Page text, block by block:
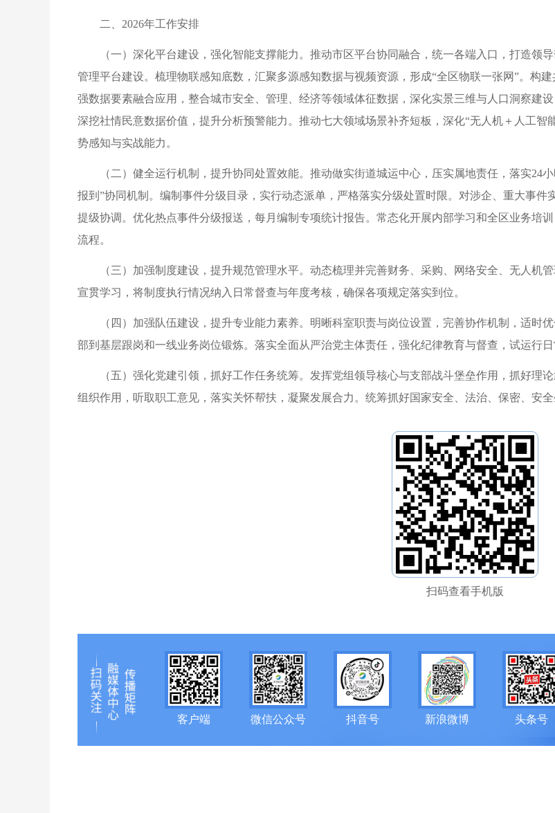
二、2026年工作安排
（一）深化平台建设，强化智能支撑能力。推动市区平台协同融合，统一各端入口，打造领
管理平台建设。梳理物联感知底数，汇聚多源感知数据与视频资源，形成“全区物联一张网”。构
强数据要素融合应用，整合城市安全、管理、经济等领域体征数据，深化实景三维与人口洞察建
深挖社情民意数据价值，提升分析预警能力。推动七大领域场景补齐短板，深化“无人机＋人工
势感知与实战能力。
（二）健全运行机制，提升协同处置效能。推动做实街道城运中心，压实属地责任，落实24
报到”协同机制。编制事件分级目录，实行动态派单，严格落实分级处置时限。对涉企、重大事件
提级协调。优化热点事件分级报送，每月编制专项统计报告。常态化开展内部学习和全区业务培
流程。
（三）加强制度建设，提升规范管理水平。动态梳理并完善财务、采购、网络安全、无人机
宣贯学习，将制度执行情况纳入日常督查与年度考核，确保各项规定落实到位。
（四）加强队伍建设，提升专业能力素养。明晰科室职责与岗位设置，完善协作机制，适时
部到基层跟岗和一线业务岗位锻炼。落实全面从严治党主体责任，强化纪律教育与督查，试运行
（五）强化党建引领，抓好工作任务统筹。发挥党组领导核心与支部战斗堡垒作用，抓好理
组织作用，听取职工意见，落实关怀帮扶，凝聚发展合力。统筹抓好国家安全、法治、保密、安
扫码查看手机版
客户端 微信公众号 抖音号 新浪微博 头条号